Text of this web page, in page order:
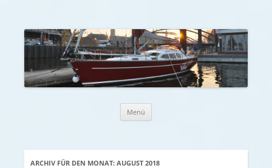
Menü
ARCHIV FÜR DEN MONAT: AUGUST 2018